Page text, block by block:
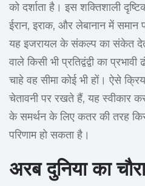
को दर्शाता है। इस शक्तिशाली
ईरान, इराक, और लेबानान में समान
यह इजरायल के संकल्प का संकेत
वाले किसी भी प्रतिद्वंद्वी का
चाहे वह सीमा कोई भी हों। ऐसे
चेतावनी पर रखते हैं, यह स्वीकार
के समर्थन के लिए कतर की तरह
परिणाम हो सकता है।
अरब दुनिया का